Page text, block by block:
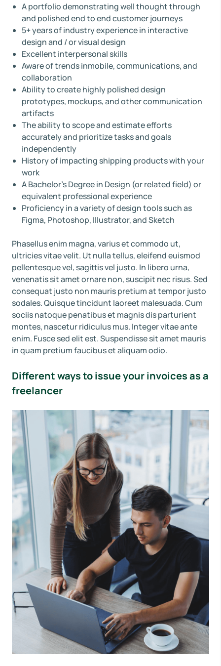
A portfolio demonstrating well thought through
and polished end to end customer journeys
5+ years of industry experience in interactive
design and / or visual design
Excellent interpersonal skills
Aware of trends inmobile, communications, and
collaboration
Ability to create highly polished design
prototypes, mockups, and other communication
artifacts
The ability to scope and estimate efforts
accurately and prioritize tasks and goals
independently
History of impacting shipping products with your
work
A Bachelor’s Degree in Design (or related field) or
equivalent professional experience
Proficiency in a variety of design tools such as
Figma, Photoshop, Illustrator, and Sketch
Phasellus enim magna, varius et commodo ut,
ultricies vitae velit. Ut nulla tellus, eleifend euismod
pellentesque vel, sagittis vel justo. In libero urna,
venenatis sit amet ornare non, suscipit nec risus. Sed
consequat justo non mauris pretium at tempor justo
sodales. Quisque tincidunt laoreet malesuada. Cum
sociis natoque penatibus et magnis dis parturient
montes, nascetur ridiculus mus. Integer vitae ante
enim. Fusce sed elit est. Suspendisse sit amet mauris
in quam pretium faucibus et aliquam odio.
Different ways to issue your invoices as a
freelancer